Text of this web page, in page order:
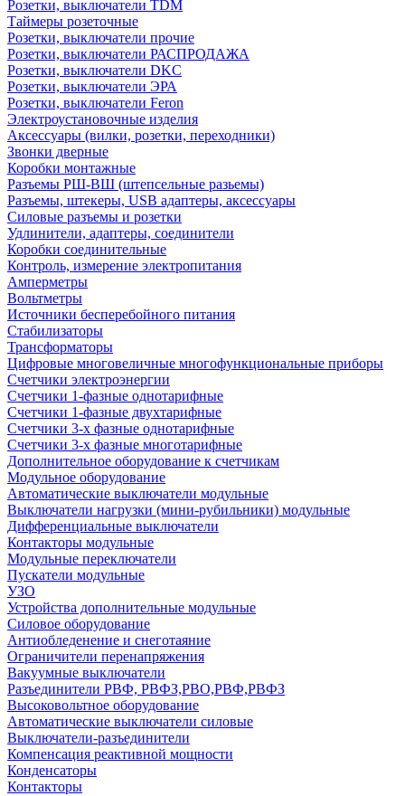
Розетки, выключатели TDM
Таймеры розеточные
Розетки, выключатели прочие
Розетки, выключатели РАСПРОДАЖА
Розетки, выключатели DKC
Розетки, выключатели ЭРА
Розетки, выключатели Feron
Электроустановочные изделия
Аксессуары (вилки, розетки, переходники)
Звонки дверные
Коробки монтажные
Разъемы РШ-ВШ (штепсельные разьемы)
Разъемы, штекеры, USB адаптеры, аксессуары
Силовые разъемы и розетки
Удлинители, адаптеры, соединители
Коробки соединительные
Контроль, измерение электропитания
Амперметры
Вольтметры
Источники бесперебойного питания
Стабилизаторы
Трансформаторы
Цифровые многовеличные многофункциональные приборы
Счетчики электроэнергии
Счетчики 1-фазные однотарифные
Счетчики 1-фазные двухтарифные
Счетчики 3-х фазные однотарифные
Счетчики 3-х фазные многотарифные
Дополнительное оборудование к счетчикам
Модульное оборудование
Автоматические выключатели модульные
Выключатели нагрузки (мини-рубильники) модульные
Дифференциальные выключатели
Контакторы модульные
Модульные переключатели
Пускатели модульные
УЗО
Устройства дополнительные модульные
Силовое оборудование
Антиобледенение и снеготаяние
Ограничители перенапряжения
Вакуумные выключатели
Разъединители РВФ, РВФЗ,РВО,РВФ,РВФЗ
Высоковольтное оборудование
Автоматические выключатели cиловые
Выключатели-разъединители
Компенсация реактивной мощности
Конденсаторы
Контакторы